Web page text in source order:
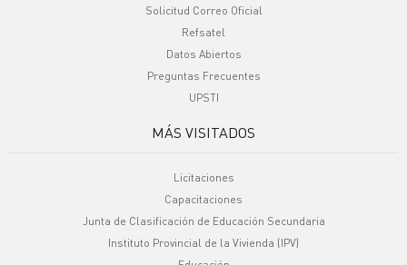
Solicitud Correo Oficial
Refsatel
Datos Abiertos
Preguntas Frecuentes
UPSTI
MÁS VISITADOS
Licitaciones
Capacitaciones
Junta de Clasificación de Educación Secundaria
Instituto Provincial de la Vivienda (IPV)